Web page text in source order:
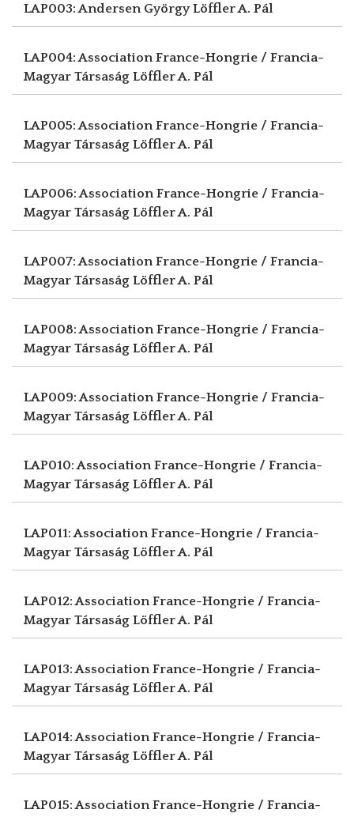
LAP003: Andersen GyörgyLöffler A. Pál
LAP004: Association France-Hongrie / Francia-
Magyar Társaság Löffler A. Pál
LAP005: Association France-Hongrie / Francia-
Magyar Társaság Löffler A. Pál
LAP006: Association France-Hongrie / Francia-
Magyar Társaság Löffler A. Pál
LAP007: Association France-Hongrie / Francia-
Magyar Társaság Löffler A. Pál
LAP008: Association France-Hongrie / Francia-
Magyar Társaság Löffler A. Pál
LAP009: Association France-Hongrie / Francia-
Magyar Társaság Löffler A. Pál
LAP010: Association France-Hongrie / Francia-
Magyar Társaság Löffler A. Pál
LAP011: Association France-Hongrie / Francia-
Magyar Társaság Löffler A. Pál
LAP012: Association France-Hongrie / Francia-
Magyar Társaság Löffler A. Pál
LAP013: Association France-Hongrie / Francia-
Magyar Társaság Löffler A. Pál
LAP014: Association France-Hongrie / Francia-
Magyar Társaság Löffler A. Pál
LAP015: Association France-Hongrie / Francia-